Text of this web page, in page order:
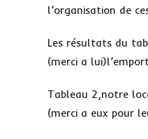
l’organisation de
Les résultats du
(merci a
Tableau 2,notre
(merci a eux pour